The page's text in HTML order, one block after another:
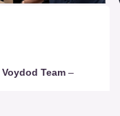
Voydod Team –